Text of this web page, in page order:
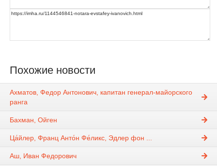
Похожие новости
Ахматов, Федор Антонович, капитан генерал-майорского
ранга
Бахман, Ойген
Ца́йлер, Франц Анто́н Фе́ликс, Эдлер фон ...
Аш, Иван Федорович